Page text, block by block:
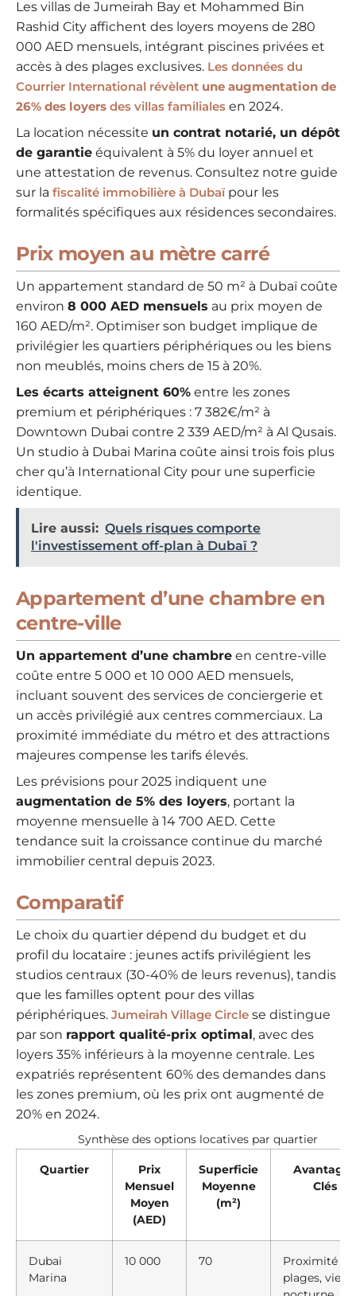
Les villas de Jumeirah Bay et Mohammed Bin
Rashid City affichent des loyers moyens de 280
000 AED mensuels, intégrant piscines privées et
accès à des plages exclusives. Les données du
Courrier International révèlent une augmentation de
26% des loyers des villas familiales en 2024.
La location nécessite un contrat notarié, un dépôt
de garantie équivalent à 5% du loyer annuel et
une attestation de revenus. Consultez notre guide
sur la fiscalité immobilière à Dubaï pour les
formalités spécifiques aux résidences secondaires.
Prix moyen au mètre carré
Un appartement standard de 50 m² à Dubaï coûte
environ 8 000 AED mensuels au prix moyen de
160 AED/m². Optimiser son budget implique de
privilégier les quartiers périphériques ou les biens
non meublés, moins chers de 15 à 20%.
Les écarts atteignent 60% entre les zones
premium et périphériques : 7 382€/m² à
Downtown Dubai contre 2 339 AED/m² à Al Qusais.
Un studio à Dubai Marina coûte ainsi trois fois plus
cher qu’à International City pour une superficie
identique.
Lire aussi: Quels risques comporte
l'investissement off-plan à Dubaï ?
Appartement d’une chambre en
centre-ville
Un appartement d’une chambre en centre-ville
coûte entre 5 000 et 10 000 AED mensuels,
incluant souvent des services de conciergerie et
un accès privilégié aux centres commerciaux. La
proximité immédiate du métro et des attractions
majeures compense les tarifs élevés.
Les prévisions pour 2025 indiquent une
augmentation de 5% des loyers, portant la
moyenne mensuelle à 14 700 AED. Cette
tendance suit la croissance continue du marché
immobilier central depuis 2023.
Comparatif
Le choix du quartier dépend du budget et du
profil du locataire : jeunes actifs privilégient les
studios centraux (30-40% de leurs revenus), tandis
que les familles optent pour des villas
périphériques. Jumeirah Village Circle se distingue
par son rapport qualité-prix optimal, avec des
loyers 35% inférieurs à la moyenne centrale. Les
expatriés représentent 60% des demandes dans
les zones premium, où les prix ont augmenté de
20% en 2024.
Synthèse des options locatives par quartier
Quartier
Prix
Mensuel
Moyen
(AED)
Superficie
Moyenne
(m²)
Avantages
Clés
Dubai
Marina
10 000 70
Proximité
plages, vie